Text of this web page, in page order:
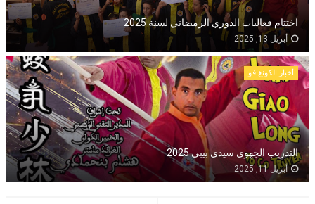
اختتام فعاليات الدوري الرمضاني لسنة 2025
أبريل 13, 2025
أخبار الكونغ فو
التدريب الجهوي سيدي بيبي 2025
أبريل 11, 2025